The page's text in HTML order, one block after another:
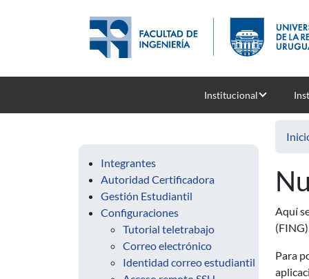
Institucional
Integrantes
Autoridad Certificadora
Gestión Estudiantil
Configuraciones
Tutorial teletrabajo
Correo electrónico
Identidad correo estudiantil
Aquí
Para